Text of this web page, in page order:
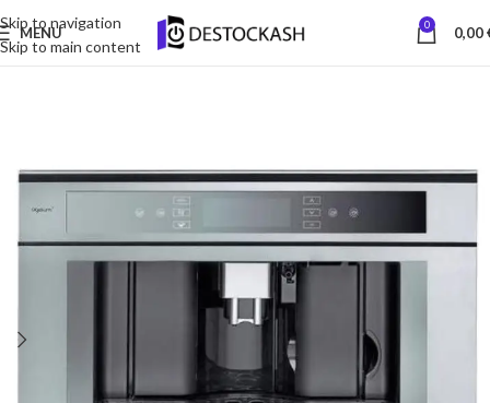
Skip to navigation
Skip to main content
MENU 0 0,00